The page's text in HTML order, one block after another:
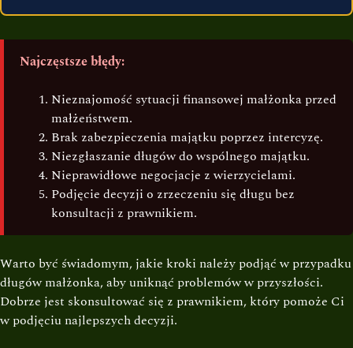
Najczęstsze błędy:
Nieznajomość sytuacji finansowej małżonka przed
małżeństwem.
Brak zabezpieczenia majątku poprzez intercyzę.
Niezgłaszanie długów do wspólnego majątku.
Nieprawidłowe negocjacje z wierzycielami.
Podjęcie decyzji o zrzeczeniu się długu bez
konsultacji z prawnikiem.
Warto być świadomym, jakie kroki należy podjąć w przypadku
długów małżonka, aby uniknąć problemów w przyszłości.
Dobrze jest skonsultować się z prawnikiem, który pomoże Ci
w podjęciu najlepszych decyzji.